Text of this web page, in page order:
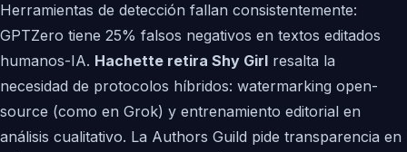
Herramientas de detección fallan consistentemente:
GPTZero tiene 25% falsos negativos en textos editados
humanos-IA. Hachette retira Shy Girl resalta la
necesidad de protocolos híbridos: watermarking open-
source (como en Grok) y entrenamiento editorial en
análisis cualitativo. La Authors Guild pide transparencia en